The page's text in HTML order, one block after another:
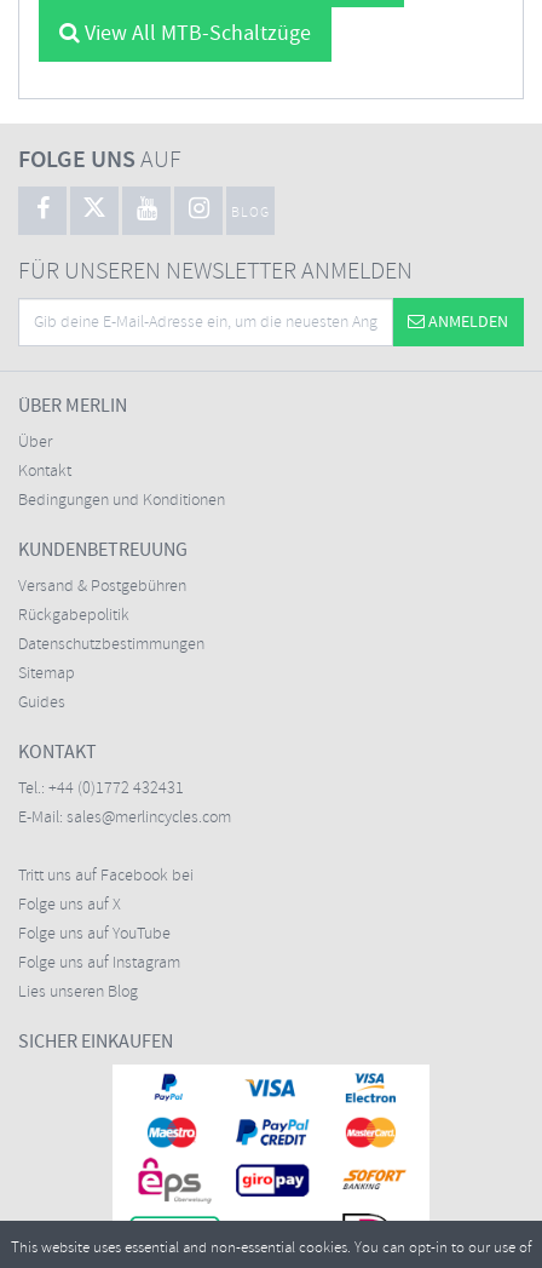
View All MTB-Schaltzüge
FOLGE UNSAUF
BLOG
FÜR UNSEREN NEWSLETTER ANMELDEN
ANMELDEN
ÜBER MERLIN
Über
Kontakt
Bedingungen und Konditionen
KUNDENBETREUUNG
Versand & Postgebühren
Rückgabepolitik
Datenschutzbestimmungen
Sitemap
Guides
KONTAKT
Tel.: +44 (0)1772 432431
E-Mail: sales@merlincycles.com
Tritt uns auf Facebook bei
Folge uns auf X
Folge uns auf YouTube
Folge uns auf Instagram
Lies unseren Blog
SICHER EINKAUFEN
This website uses essential and non-essential cookies. You can opt-in to our use of